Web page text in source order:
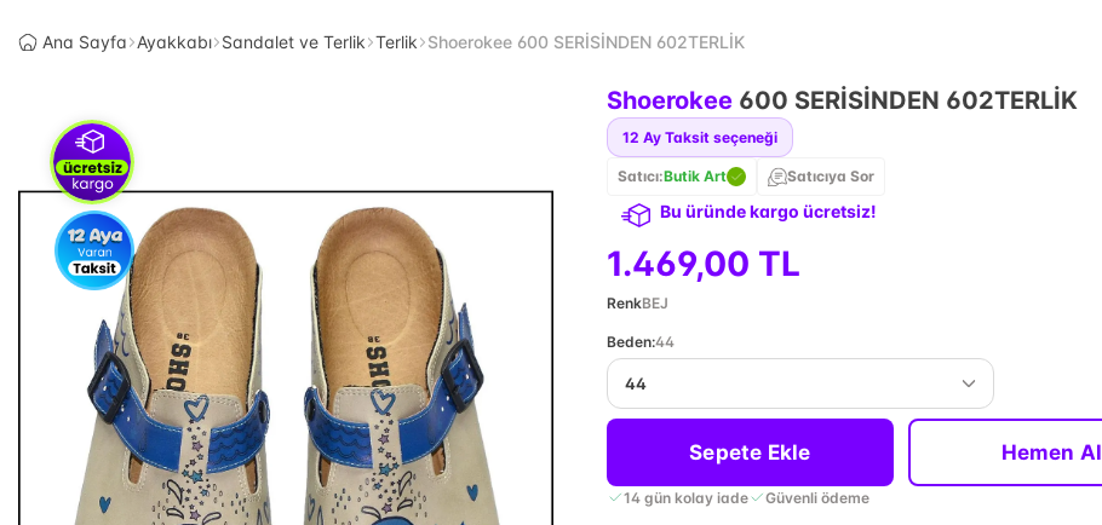
Ana Sayfa Ayakkabı Sandalet ve Terlik Terlik Shoerokee 600 SERİSİNDEN 602TERLİK
Shoerokee 600 SERİSİNDEN 602TERLİK
12 Ay Taksit seçeneği
Satıcı:Butik Art Satıcıya Sor
Bu üründe kargo ücretsiz!
1.469,00 TL
RenkBEJ
Beden:44
44
Sepete Ekle Hemen Al
14 gün kolay iade Güvenli ödeme